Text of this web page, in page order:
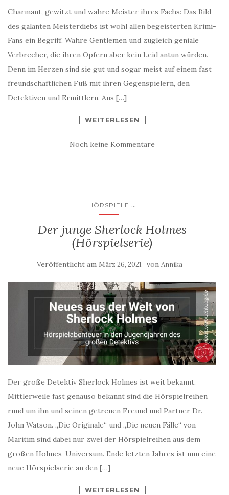
Charmant, gewitzt und wahre Meister ihres Fachs: Das Bild
des galanten Meisterdiebs ist wohl allen begeisterten Krimi-
Fans ein Begriff. Wahre Gentlemen und zugleich geniale
Verbrecher, die ihren Opfern aber kein Leid antun würden.
Denn im Herzen sind sie gut und sogar meist auf einem fast
freundschaftlichen Fuß mit ihren Gegenspielern, den
Detektiven und Ermittlern. Aus […]
WEITERLESEN
Noch keine Kommentare
HÖRSPIELE ...
Der junge Sherlock Holmes
(Hörspielserie)
Veröffentlicht am März 26, 2021 von Annika
Der große Detektiv Sherlock Holmes ist weit bekannt.
Mittlerweile fast genauso bekannt sind die Hörspielreihen
rund um ihn und seinen getreuen Freund und Partner Dr.
John Watson. „Die Originale“ und „Die neuen Fälle“ von
Maritim sind dabei nur zwei der Hörspielreihen aus dem
großen Holmes-Universum. Ende letzten Jahres ist nun eine
neue Hörspielserie an den […]
WEITERLESEN